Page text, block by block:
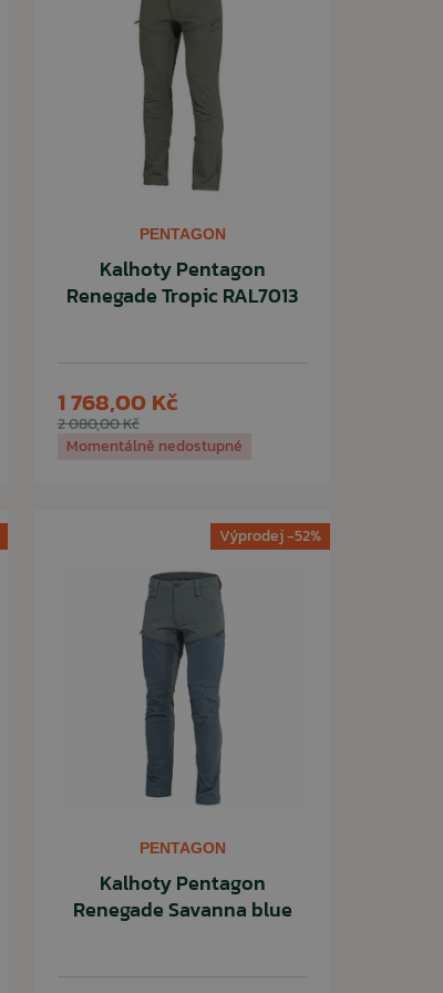
PENTAGON
Kalhoty Pentagon
Renegade Tropic RAL7013
2 080,00 Kč
1 768,00 Kč
Momentálně nedostupné
Výprodej -52%
PENTAGON
Kalhoty Pentagon
Renegade Savanna blue